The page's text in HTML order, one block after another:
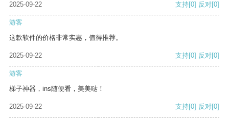
2025-09-22 支持[0] 反对[0]
游客
这款软件的价格非常实惠，值得推荐。
2025-09-22 支持[0] 反对[0]
游客
梯子神器，ins随便看，美美哒！
2025-09-22 支持[0] 反对[0]